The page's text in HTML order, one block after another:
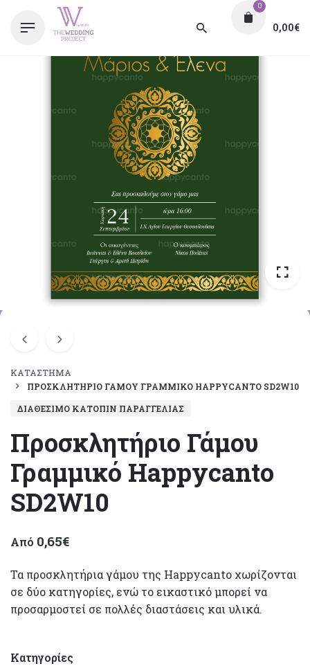
0,00€
0
ΚΑΤΆΣΤΗΜΑ
ΠΡΟΣΚΛΗΤΉΡΙΟ ΓΆΜΟΥ ΓΡΑΜΜΙΚΌ HAPPYCANTO SD2W10
ΔΙΑΘΈΣΙΜΟ ΚΑΤΌΠΙΝ ΠΑΡΑΓΓΕΛΊΑΣ
Προσκλητήριο Γάμου
Γραμμικό Happycanto
SD2W10
Από 0,65€
Τα προσκλητήρια γάμου της Happycanto χωρίζονται
σε δύο κατηγορίες, ενώ το εικαστικό μπορεί να
προσαρμοστεί σε πολλές διαστάσεις και υλικά.
Κατηγορίες